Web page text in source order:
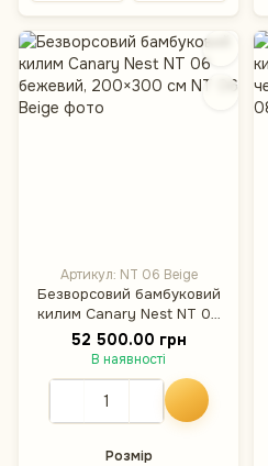
Артикул: NT 06 Beige
Безворсовий бамбуковий
килим Canary Nest NT 06
бежевий, 200×300 см
52 500.00 грн
В наявності
Розмір